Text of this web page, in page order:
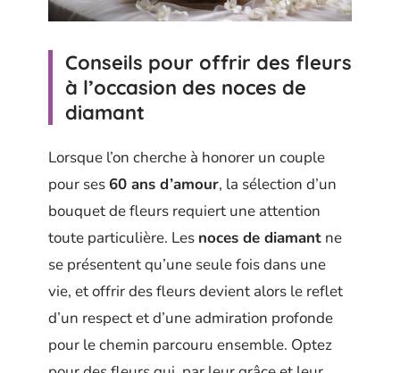
Conseils pour offrir des fleurs
à l’occasion des noces de
diamant
Lorsque l’on cherche à honorer un couple
pour ses 60 ans d’amour, la sélection d’un
bouquet de fleurs requiert une attention
toute particulière. Les noces de diamant ne
se présentent qu’une seule fois dans une
vie, et offrir des fleurs devient alors le reflet
d’un respect et d’une admiration profonde
pour le chemin parcouru ensemble. Optez